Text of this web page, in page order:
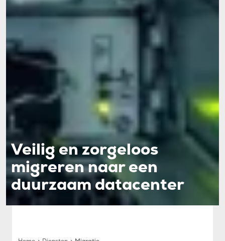
Veilig en zorgeloos
migreren naar een
duurzaam datacenter